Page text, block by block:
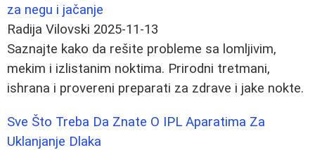
za negu i jačanje
Radija Vilovski 2025-11-13
Saznajte kako da rešite probleme sa lomljivim,
mekim i izlistanim noktima. Prirodni tretmani,
ishrana i provereni preparati za zdrave i jake nokte.
Sve Što Treba Da Znate O IPL Aparatima Za
Uklanjanje Dlaka